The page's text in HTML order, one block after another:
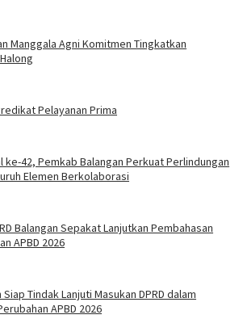
Manggala Agni Komitmen Tingkatkan
Pelayanan Prima
ke-42, Pemkab Balangan Perkuat Perlindungan
Elemen Berkolaborasi
Balangan Sepakat Lanjutkan Pembahasan
APBD 2026
Tindak Lanjuti Masukan DPRD dalam
APBD 2026